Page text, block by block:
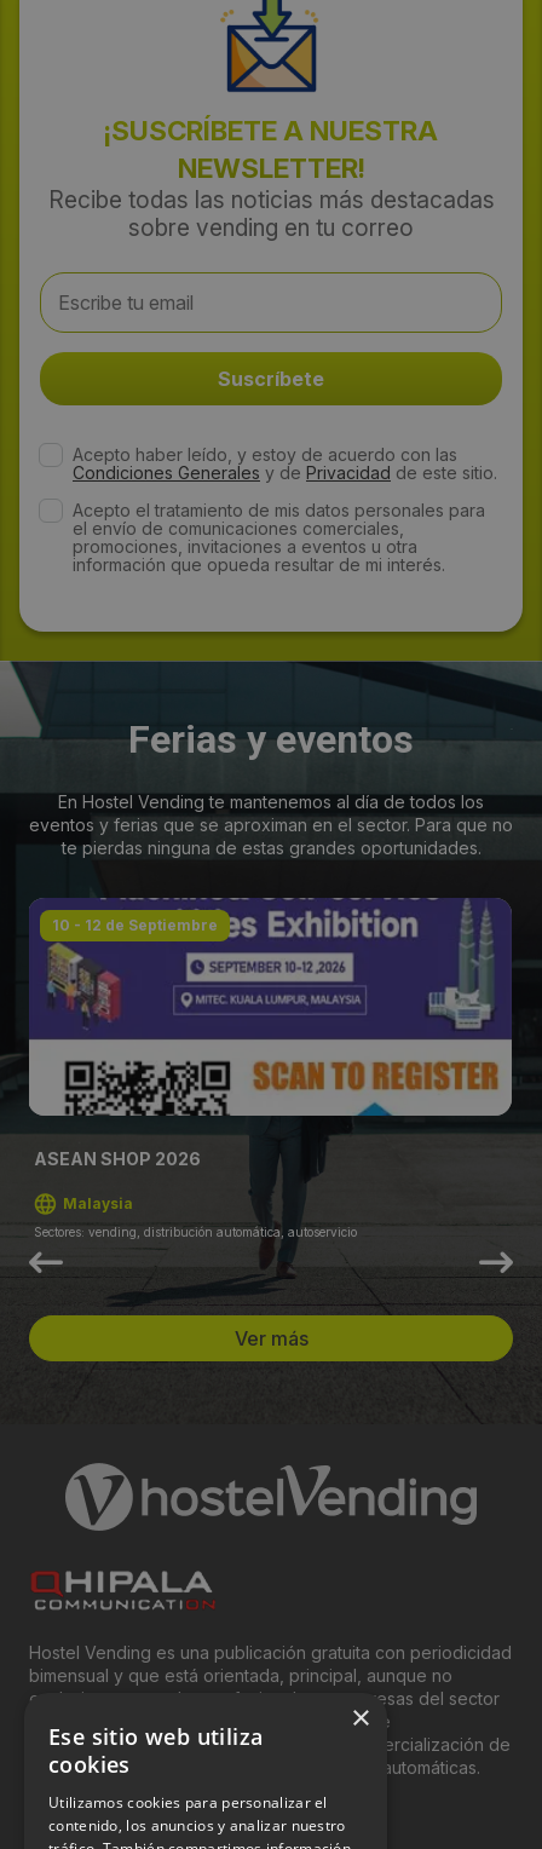
¡SUSCRÍBETE A NUESTRA
NEWSLETTER!
Recibe todas las noticias más destacadas
sobre vending en tu correo
Acepto haber leído, y estoy de acuerdo con las
Condiciones Generales y de Privacidad de este sitio.
Acepto el tratamiento de mis datos personales para
el envío de comunicaciones comerciales,
promociones, invitaciones a eventos u otra
información que opueda resultar de mi interés.
Ferias y eventos
En Hostel Vending te mantenemos al día de todos los
eventos y ferias que se aproximan en el sector. Para que no
te pierdas ninguna de estas grandes oportunidades.
10 - 12 de Septiembre
ASEAN SHOP 2026
Malaysia
Sectores: vending, distribución automática, autoservicio
Ver más
Hostel Vending es una publicación gratuita con periodicidad
bimensual y que está orientada, principal, aunque no
exclusivamente, a los profesionales y empresas del sector
del “Vending”; nombre con el que se conoce
genéricamente entre profesionales a la comercialización de
productos y servicios a través de máquinas automáticas.
INFORMACIÓN LEGAL
×
Ese sitio web utiliza
cookies
Utilizamos cookies para personalizar el
contenido, los anuncios y analizar nuestro